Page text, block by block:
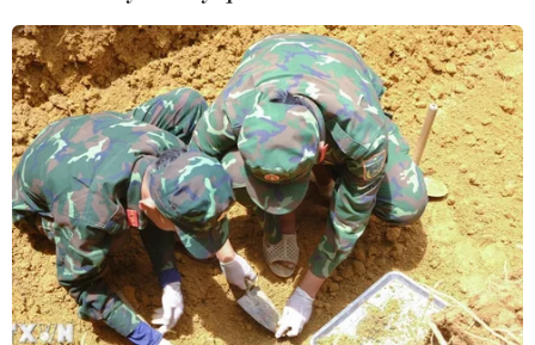
07/08/2026 03:04
Giá vàng trong nước giảm nhẹ,
thương hiệu SJC lùi về ngưỡng 142,2
triệu đồng
07/08/2026 02:21
Xem thêm